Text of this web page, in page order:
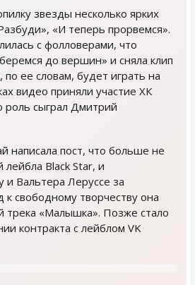
звезды несколько ярких
«И теперь прорвемся».
с фолловерами, что
до вершин» и сняла клип
по ее словам, будет играть на
видео приняли участие ХК
роль сыграл Дмитрий
написала пост, что больше не
лейбла Black Star, и
и Вальтера Леруссе за
свободному творчеству она
трека «Малышка». Позже стало
контракта с лейблом VK